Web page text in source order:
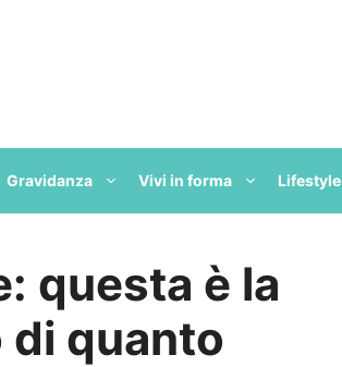
Gravidanza Vivi in forma Lifestyle
questa è la
di quanto